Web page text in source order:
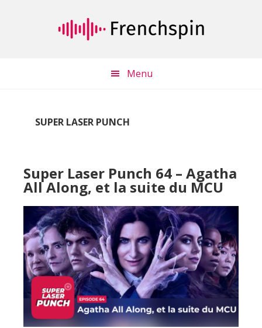
Menu
SUPER LASER PUNCH
Super Laser Punch 64 – Agatha
All Along, et la suite du MCU